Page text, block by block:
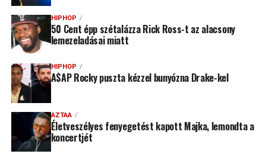
HIPHOP
50 Cent épp szétalázza Rick Ross-t az alacsony
lemezeladásai miatt
HIPHOP
A$AP Rocky puszta kézzel bunyózna Drake-kel
AZTAA
Életveszélyes fenyegetést kapott Majka, lemondta a
koncertjét